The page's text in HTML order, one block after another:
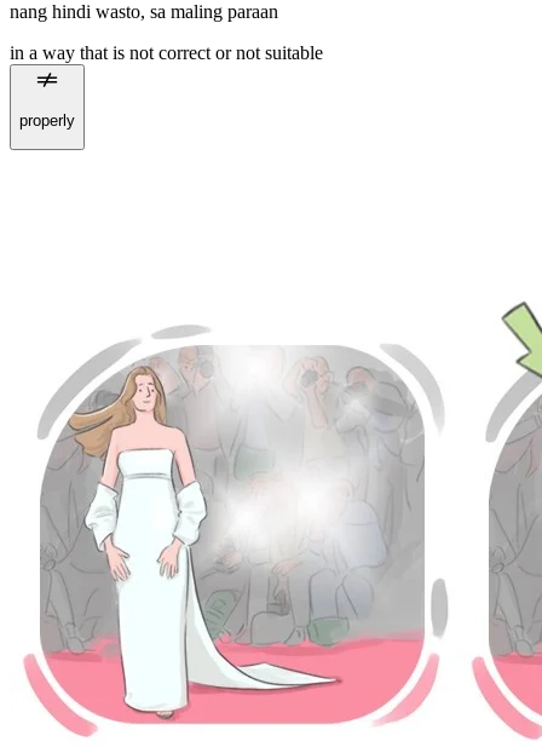
nang hindi wasto, sa maling paraan
in a way that is not correct or not suitable
properly